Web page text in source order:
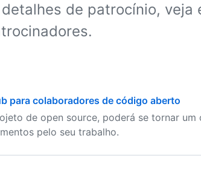
de patrocínio, veja
para colaboradores de código aberto
de open source, poderá se tornar um
pelo seu trabalho.